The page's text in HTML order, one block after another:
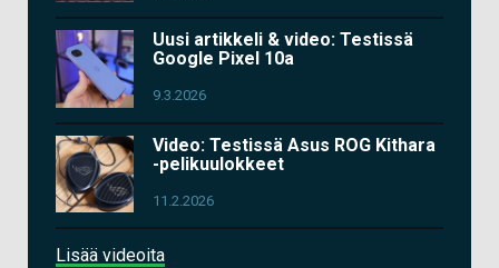
Uusi artikkeli & video: Testissä
Google Pixel 10a
9.3.2026
Video: Testissä Asus ROG Kithara
-pelikuulokkeet
11.2.2026
Lisää videoita